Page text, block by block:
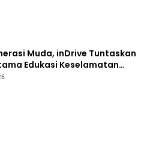
Muda, inDrive Tuntaskan
Edukasi Keselamatan
di Jabar